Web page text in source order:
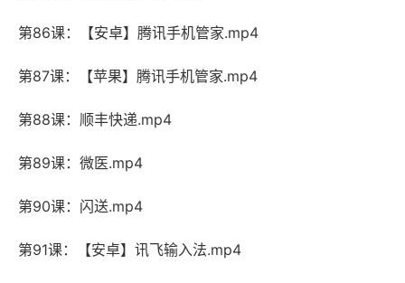
第86课：【安卓】腾讯手机管家.mp4
第87课：【苹果】腾讯手机管家.mp4
第88课：顺丰快递.mp4
第89课：微医.mp4
第90课：闪送.mp4
第91课：【安卓】讯飞输入法.mp4